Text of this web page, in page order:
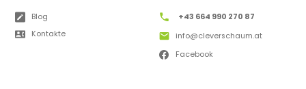
Blog
Kontakte
+43 664 990 270 87
info@cleverschaum.at
Facebook